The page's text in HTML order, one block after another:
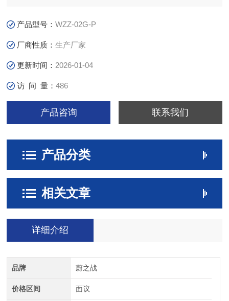
走航及应急等多种工作模式,监测数据可上传至数据平台。
产品型号：WZZ-02G-P
厂商性质：生产厂家
更新时间： 2026-01-04
访 问 量：486
产品咨询 联系我们
产品分类
相关文章
详细介绍
品牌 蔚之战
价格区间 面议